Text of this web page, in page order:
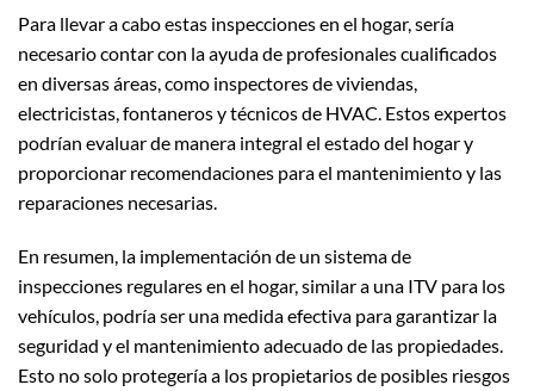
Para llevar a cabo estas inspecciones en el hogar, sería
necesario contar con la ayuda de profesionales cualificados
en diversas áreas, como inspectores de viviendas,
electricistas, fontaneros y técnicos de HVAC. Estos expertos
podrían evaluar de manera integral el estado del hogar y
proporcionar recomendaciones para el mantenimiento y las
reparaciones necesarias.
En resumen, la implementación de un sistema de
inspecciones regulares en el hogar, similar a una ITV para los
vehículos, podría ser una medida efectiva para garantizar la
seguridad y el mantenimiento adecuado de las propiedades.
Esto no solo protegería a los propietarios de posibles riesgos